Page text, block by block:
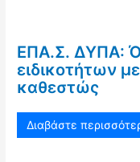
ΕΠΑ.Σ. ΔΥΠΑ:
ειδικοτήτων
καθεστώς
Διαβάστε